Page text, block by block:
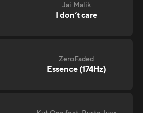
Jai Malik
I don‘t care
ZeroFaded
Essence (174Hz)